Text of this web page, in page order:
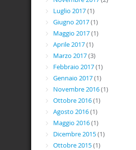
Luglio 2017(1)
Giugno 2017(1)
Maggio 2017(1)
Aprile 2017(1)
Marzo 2017(3)
Febbraio 2017(1)
Gennaio 2017(1)
Novembre 2016(1)
Ottobre 2016(1)
Agosto 2016(1)
Maggio 2016(1)
Dicembre 2015(1)
Ottobre 2015(1)